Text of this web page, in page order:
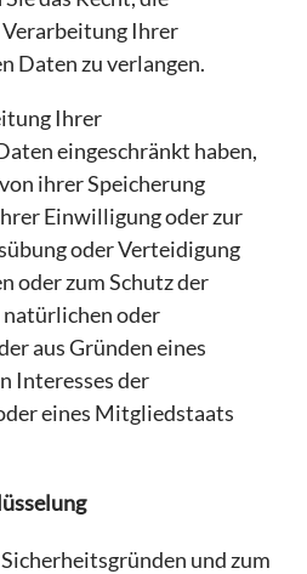
Ihrer
Daten zu verlangen.
Ihrer
eingeschränkt haben,
ihrer Speicherung
Einwilligung oder zur
oder Verteidigung
oder zum Schutz der
natürlichen oder
aus Gründen eines
Interesses der
eines Mitgliedstaats
und zum